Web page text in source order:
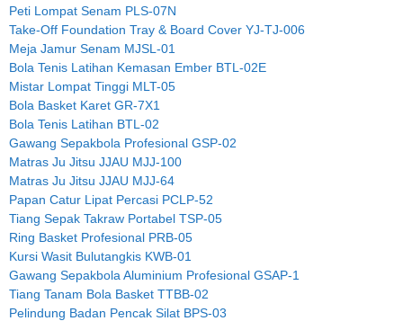
Peti Lompat Senam PLS-07N
Take-Off Foundation Tray & Board Cover YJ-TJ-006
Meja Jamur Senam MJSL-01
Bola Tenis Latihan Kemasan Ember BTL-02E
Mistar Lompat Tinggi MLT-05
Bola Basket Karet GR-7X1
Bola Tenis Latihan BTL-02
Gawang Sepakbola Profesional GSP-02
Matras Ju Jitsu JJAU MJJ-100
Matras Ju Jitsu JJAU MJJ-64
Papan Catur Lipat Percasi PCLP-52
Tiang Sepak Takraw Portabel TSP-05
Ring Basket Profesional PRB-05
Kursi Wasit Bulutangkis KWB-01
Gawang Sepakbola Aluminium Profesional GSAP-1
Tiang Tanam Bola Basket TTBB-02
Pelindung Badan Pencak Silat BPS-03